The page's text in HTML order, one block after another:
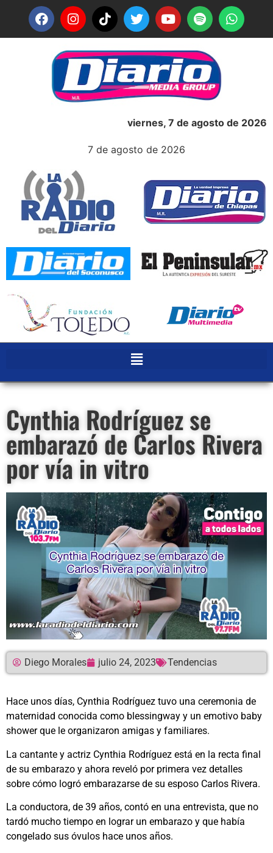
viernes, 7 de agosto de 2026
7 de agosto de 2026
Cynthia Rodríguez se
embarazó de Carlos Rivera
por vía in vitro
Diego Morales julio 24, 2023 Tendencias
Hace unos días, Cynthia Rodríguez tuvo una ceremonia de
maternidad conocida como blessingway y un emotivo baby
shower que le organizaron amigas y familiares.
La cantante y actriz Cynthia Rodríguez está en la recta final
de su embarazo y ahora reveló por primera vez detalles
sobre cómo logró embarazarse de su esposo Carlos Rivera.
La conductora, de 39 años, contó en una entrevista, que no
tardó mucho tiempo en lograr un embarazo y que había
congelado sus óvulos hace unos años.